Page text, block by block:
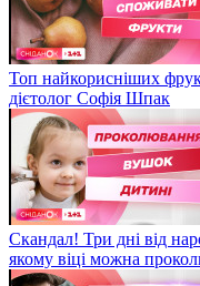
Топ найкорисніших
дієтолог Софія Шпак
Скандал! Три дні від
якому віці можна